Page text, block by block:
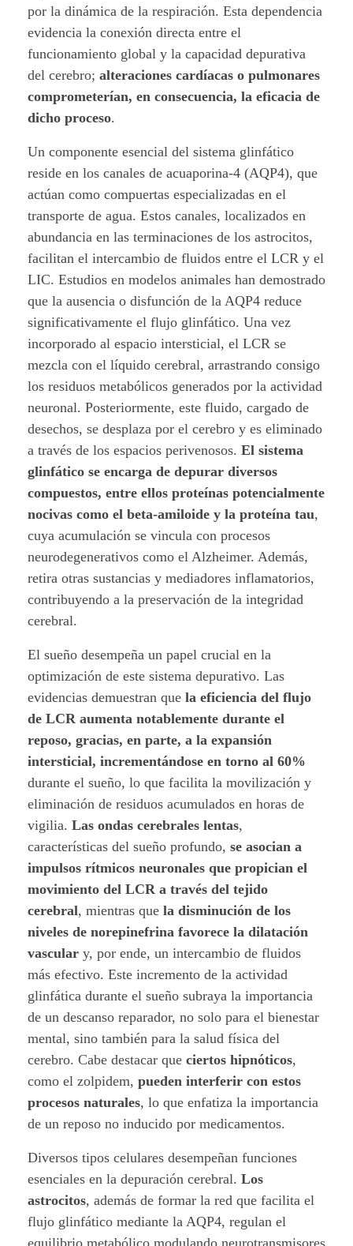
t
i
c
o
.
por la dinámica de la respiración. Esta dependencia
evidencia la conexión directa entre el
funcionamiento global y la capacidad depurativa
del cerebro; alteraciones cardíacas o pulmonares
comprometerían, en consecuencia, la eficacia de
dicho proceso.
Un componente esencial del sistema glinfático
reside en los canales de acuaporina-4 (AQP4), que
actúan como compuertas especializadas en el
transporte de agua. Estos canales, localizados en
abundancia en las terminaciones de los astrocitos,
facilitan el intercambio de fluidos entre el LCR y el
LIC. Estudios en modelos animales han demostrado
que la ausencia o disfunción de la AQP4 reduce
significativamente el flujo glinfático. Una vez
incorporado al espacio intersticial, el LCR se
mezcla con el líquido cerebral, arrastrando consigo
los residuos metabólicos generados por la actividad
neuronal. Posteriormente, este fluido, cargado de
desechos, se desplaza por el cerebro y es eliminado
a través de los espacios perivenosos. El sistema
glinfático se encarga de depurar diversos
compuestos, entre ellos proteínas potencialmente
nocivas como el beta-amiloide y la proteína tau,
cuya acumulación se vincula con procesos
neurodegenerativos como el Alzheimer. Además,
retira otras sustancias y mediadores inflamatorios,
contribuyendo a la preservación de la integridad
cerebral.
El sueño desempeña un papel crucial en la
optimización de este sistema depurativo. Las
evidencias demuestran que la eficiencia del flujo
de LCR aumenta notablemente durante el
reposo, gracias, en parte, a la expansión
intersticial, incrementándose en torno al 60%
durante el sueño, lo que facilita la movilización y
eliminación de residuos acumulados en horas de
vigilia. Las ondas cerebrales lentas,
características del sueño profundo, se asocian a
impulsos rítmicos neuronales que propician el
movimiento del LCR a través del tejido
cerebral, mientras que la disminución de los
niveles de norepinefrina favorece la dilatación
vascular y, por ende, un intercambio de fluidos
más efectivo. Este incremento de la actividad
glinfática durante el sueño subraya la importancia
de un descanso reparador, no solo para el bienestar
mental, sino también para la salud física del
cerebro. Cabe destacar que ciertos hipnóticos,
como el zolpidem, pueden interferir con estos
procesos naturales, lo que enfatiza la importancia
de un reposo no inducido por medicamentos.
Diversos tipos celulares desempeñan funciones
esenciales en la depuración cerebral. Los
astrocitos, además de formar la red que facilita el
flujo glinfático mediante la AQP4, regulan el
equilibrio metabólico modulando neurotransmisores